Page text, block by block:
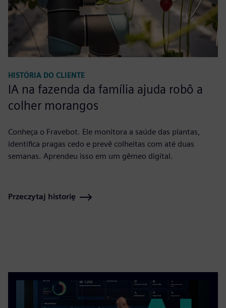
HISTÓRIA DO CLIENTE
IA na fazenda da família ajuda robô a
colher morangos
Conheça o Fravebot. Ele monitora a saúde das plantas,
identifica pragas cedo e prevê colheitas com até duas
semanas. Aprendeu isso em um gêmeo digital.
Przeczytaj historię